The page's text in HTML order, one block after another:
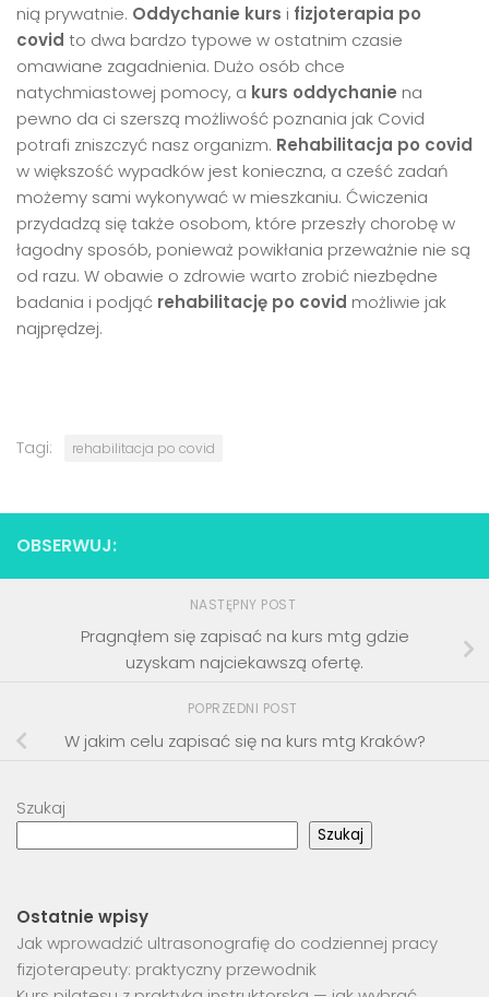
nią prywatnie. Oddychanie kurs i fizjoterapia po
covid to dwa bardzo typowe w ostatnim czasie
omawiane zagadnienia. Dużo osób chce
natychmiastowej pomocy, a kurs oddychanie na
pewno da ci szerszą możliwość poznania jak Covid
potrafi zniszczyć nasz organizm. Rehabilitacja po covid
w większość wypadków jest konieczna, a cześć zadań
możemy sami wykonywać w mieszkaniu. Ćwiczenia
przydadzą się także osobom, które przeszły chorobę w
łagodny sposób, ponieważ powikłania przeważnie nie są
od razu. W obawie o zdrowie warto zrobić niezbędne
badania i podjąć rehabilitację po covid możliwie jak
najprędzej.
Tagi: rehabilitacja po covid
OBSERWUJ:
NASTĘPNY POST
Pragnąłem się zapisać na kurs mtg gdzie
uzyskam najciekawszą ofertę.
POPRZEDNI POST
W jakim celu zapisać się na kurs mtg Kraków?
Szukaj
Szukaj
Ostatnie wpisy
Jak wprowadzić ultrasonografię do codziennej pracy
fizjoterapeuty: praktyczny przewodnik